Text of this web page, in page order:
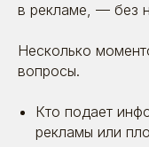
в рекламе, — без
Несколько
вопросы.
Кто подает
рекламы или